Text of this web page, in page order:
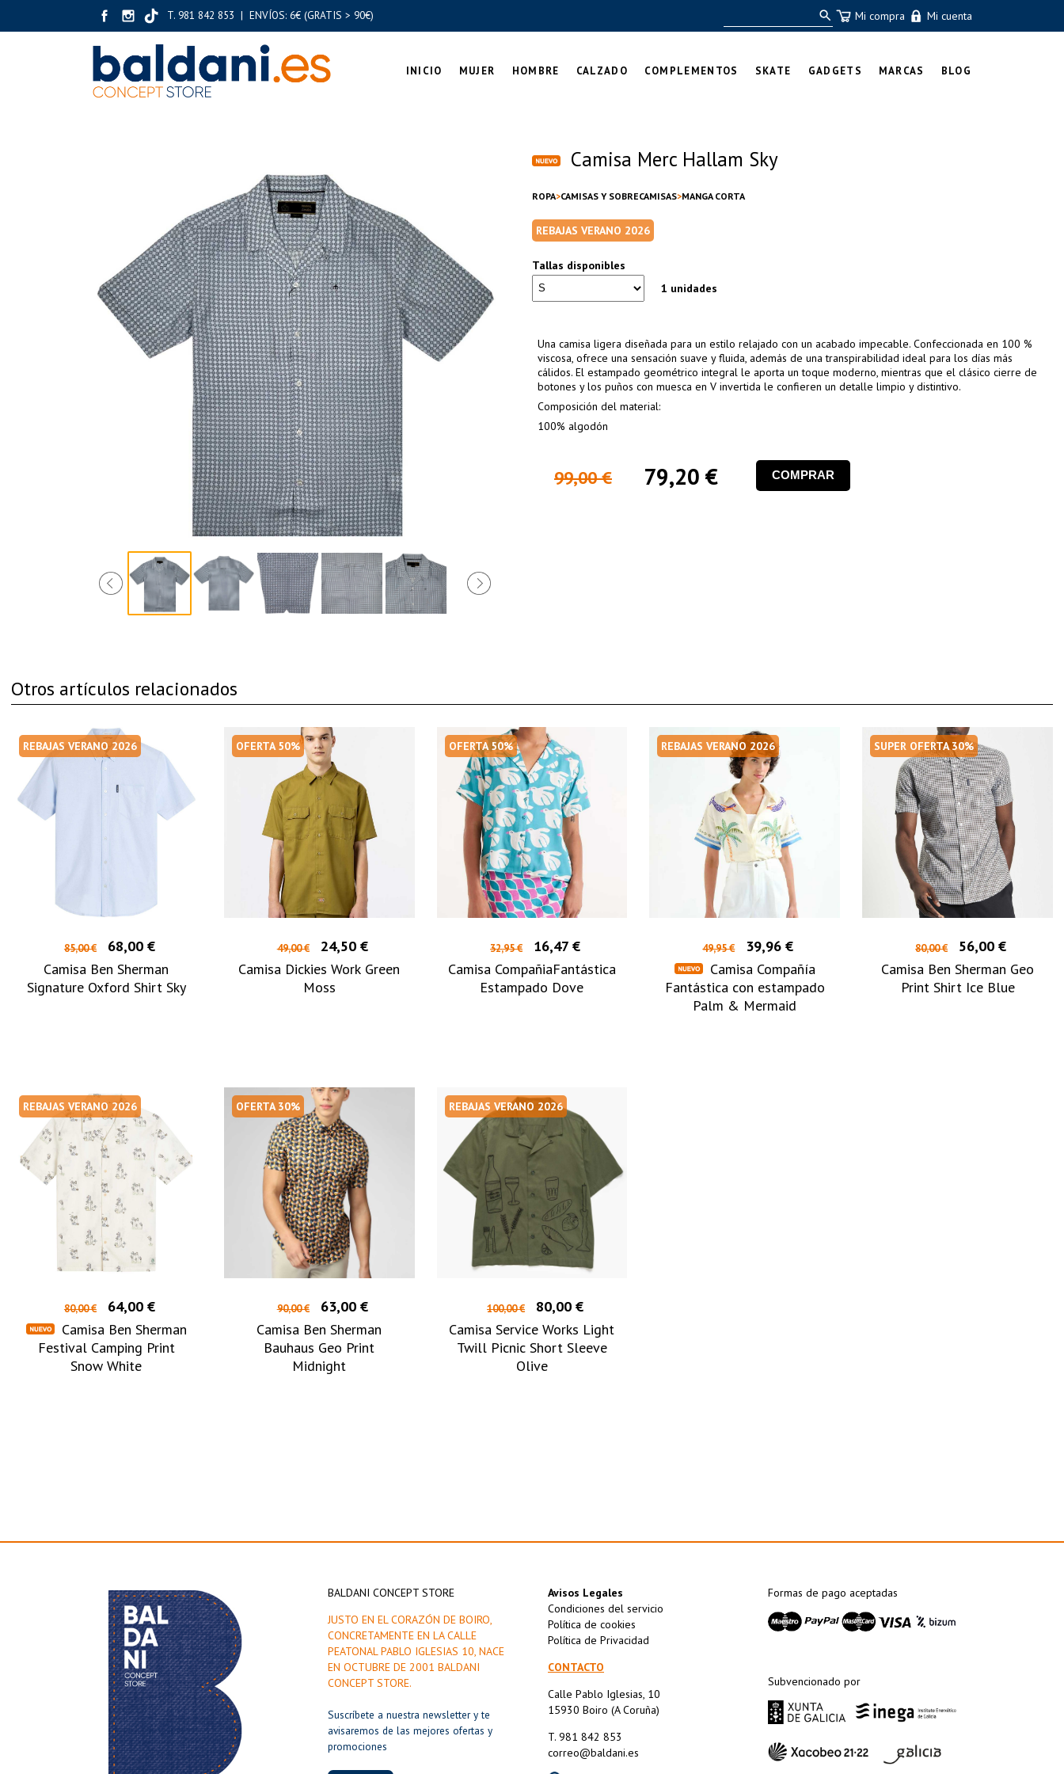
T. 981 842 853 | ENVÍOS: 6€ (GRATIS > 90€) Mi compra Mi cuenta
INICIO MUJER HOMBRE CALZADO COMPLEMENTOS SKATE GADGETS MARCAS BLOG
Camisa Merc Hallam Sky
ROPA CAMISAS Y SOBRECAMISAS MANGA CORTA
REBAJAS VERANO 2026
Tallas disponibles
1 unidades
Una camisa ligera diseñada para un estilo relajado con un acabado impecable. Confeccionada en 100 %
viscosa, ofrece una sensación suave y fluida, además de una transpirabilidad ideal para los días más
cálidos. El estampado geométrico integral le aporta un toque moderno, mientras que el clásico cierre de
botones y los puños con muesca en V invertida le confieren un detalle limpio y distintivo.
Composición del material:
100% algodón
99,00 € 79,20 € COMPRAR
Otros artículos relacionados
REBAJAS VERANO 2026
85,00 €
68,00 €
Camisa Ben Sherman
Signature Oxford Shirt Sky
OFERTA 50%
49,00 €
24,50 €
Camisa Dickies Work Green
Moss
OFERTA 50%
32,95 €
16,47 €
Camisa CompañiaFantástica
Estampado Dove
REBAJAS VERANO 2026
49,95 €
39,96 €
Camisa Compañía
Fantástica con estampado
Palm & Mermaid
SUPER OFERTA 30%
80,00 €
56,00 €
Camisa Ben Sherman Geo
Print Shirt Ice Blue
REBAJAS VERANO 2026
80,00 €
64,00 €
Camisa Ben Sherman
Festival Camping Print
Snow White
OFERTA 30%
90,00 €
63,00 €
Camisa Ben Sherman
Bauhaus Geo Print
Midnight
REBAJAS VERANO 2026
100,00 €
80,00 €
Camisa Service Works Light
Twill Picnic Short Sleeve
Olive
BALDANI CONCEPT STORE
JUSTO EN EL CORAZÓN DE BOIRO,
CONCRETAMENTE EN LA CALLE
PEATONAL PABLO IGLESIAS 10, NACE
EN OCTUBRE DE 2001 BALDANI
CONCEPT STORE.
Suscríbete a nuestra newsletter y te
avisaremos de las mejores ofertas y
promociones
Avisos Legales
Condiciones del servicio
Política de cookies
Política de Privacidad
CONTACTO
Calle Pablo Iglesias, 10
15930 Boiro (A Coruña)
T. 981 842 853
correo@baldani.es
Formas de pago aceptadas
Subvencionado por